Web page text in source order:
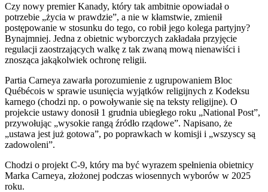
Czy nowy premier Kanady, który tak ambitnie opowiadał o
potrzebie „życia w prawdzie”, a nie w kłamstwie, zmienił
postępowanie w stosunku do tego, co robił jego kolega partyjny?
Bynajmniej. Jedna z obietnic wyborczych zakładała przyjęcie
regulacji zaostrzających walkę z tak zwaną mową nienawiści i
znosząca jakąkolwiek ochronę religii.
Partia Carneya zawarła porozumienie z ugrupowaniem Bloc
Québécois w sprawie usunięcia wyjątków religijnych z Kodeksu
karnego (chodzi np. o powoływanie się na teksty religijne). O
projekcie ustawy donosił 1 grudnia ubiegłego roku „National Post”,
przywołując „wysokie rangą źródło rządowe”. Napisano, że
„ustawa jest już gotowa”, po poprawkach w komisji i „wszyscy są
zadowoleni”.
Chodzi o projekt C-9, który ma być wyrazem spełnienia obietnicy
Marka Carneya, złożonej podczas wiosennych wyborów w 2025
roku.